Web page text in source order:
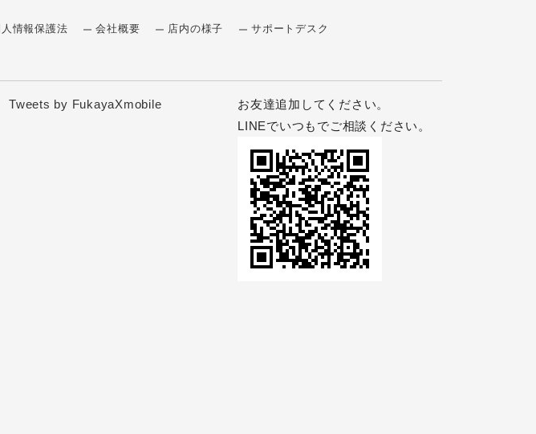
情報保護法 会社概要 店内の様子 サポートデスク
Tweets by FukayaXmobile
お友達追加してください。
LINEでいつもでご相談ください。